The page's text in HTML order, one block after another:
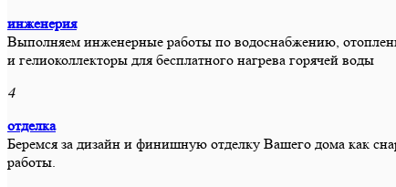
инженерия
Выполняем инженерные работы по водоснабжению,
и гелиоколлекторы для бесплатного нагрева горячей воды
4
отделка
Беремся за дизайн и финишную отделку Вашего дома как
работы.